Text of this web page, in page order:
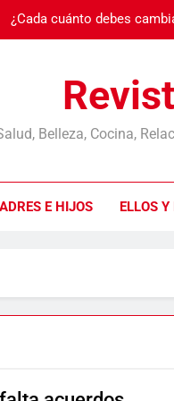
¿Cada cuánto debes
Belleza, Cocina,
E HIJOS ELLOS Y